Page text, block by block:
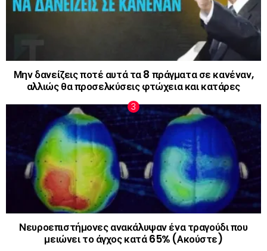
Μην δανείζεις ποτέ αυτά τα 8 πράγματα σε κανέναν,
αλλιώς θα προσελκύσεις φτώχεια και κατάρες
Νευροεπιστήμονες ανακάλυψαν ένα τραγούδι που
μειώνει το άγχος κατά 65% (Ακούστε)